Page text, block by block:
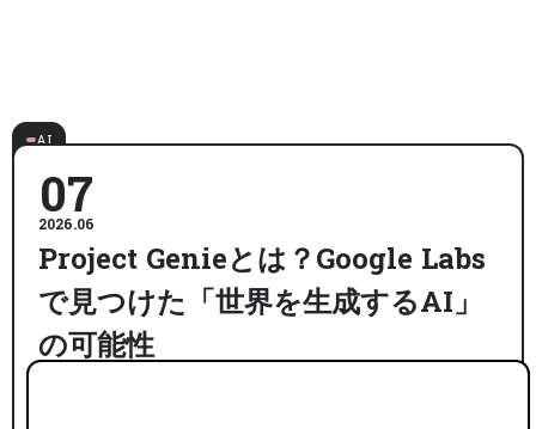
AI
07
2026.06
Project Genieとは？Google Labs
で見つけた「世界を生成するAI」
の可能性